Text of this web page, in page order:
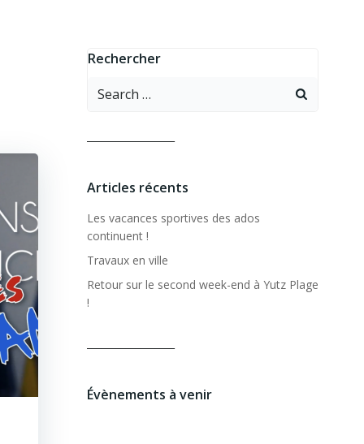
Rechercher
Search
Articles récents
Les vacances sportives des ados
continuent !
Travaux en ville
Retour sur le second week-end à Yutz Plage
!
Évènements à venir